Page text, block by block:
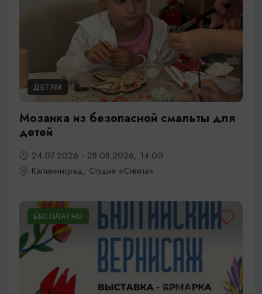
ДЕТЯМ
Мозаика из безопасной смальты для
детей
24.07.2026 - 28.08.2026, 14:00
Калининград, Студия «Стёкла»
БЕСПЛАТНО